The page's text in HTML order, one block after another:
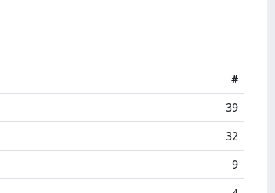
#
39
32
9